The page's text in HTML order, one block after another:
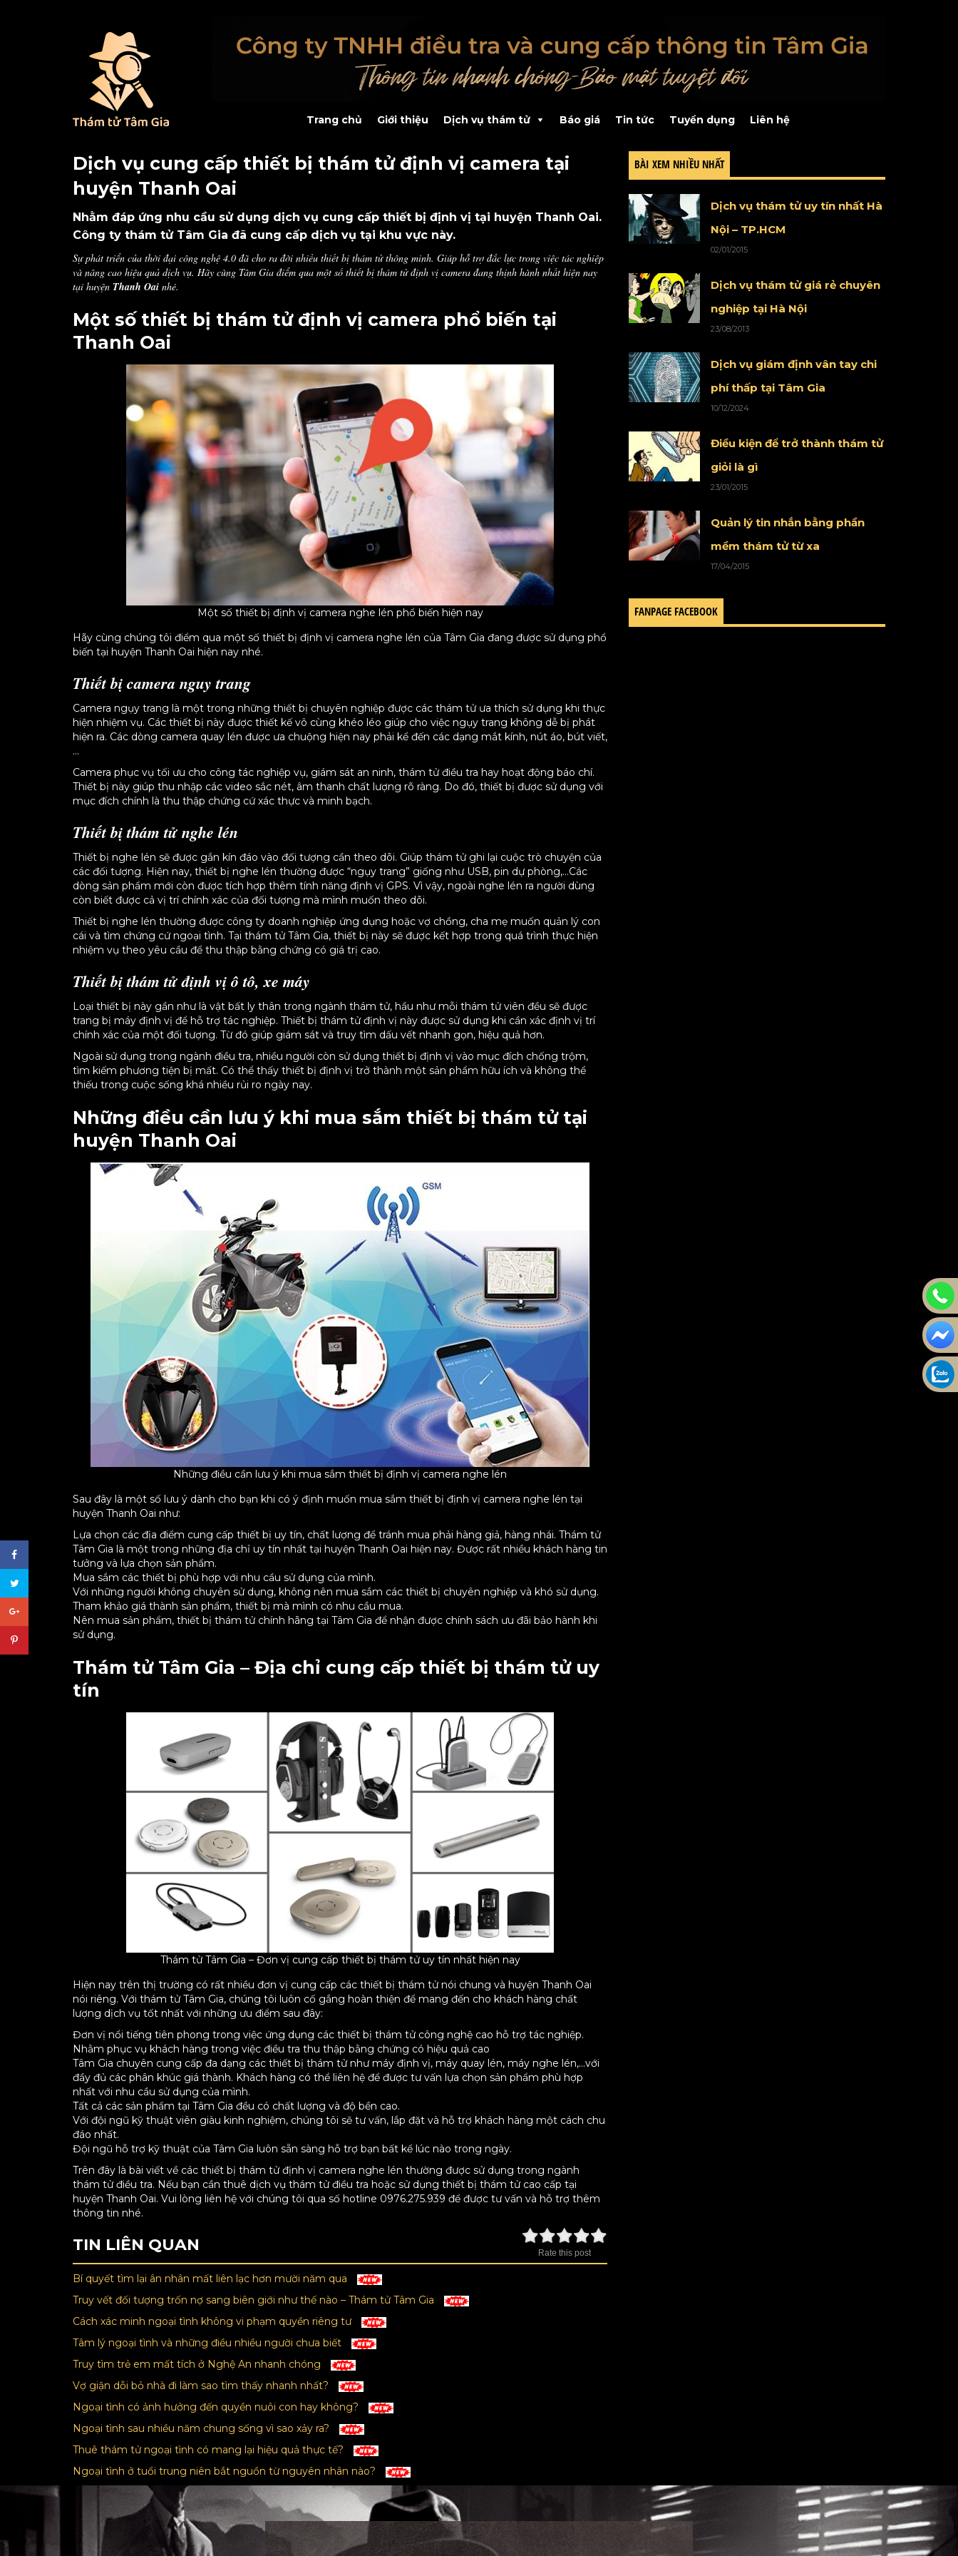
Trang chủ Giới thiệu Dịch vụ thám tử Báo giá Tin tức Tuyển dụng Liên hệ
Dịch vụ cung cấp thiết bị thám tử định vị camera tại
huyện Thanh Oai
Nhằm đáp ứng nhu cầu sử dụng dịch vụ cung cấp thiết bị định vị tại huyện Thanh Oai.
Công ty thám tử Tâm Gia đã cung cấp dịch vụ tại khu vực này.
Sự phát triển của thời đại công nghệ 4.0 đã cho ra đời nhiều thiết bị thám tử thông minh. Giúp hỗ trợ đắc lực trong việc tác nghiệp
và nâng cao hiệu quả dịch vụ. Hãy cùng Tâm Gia điểm qua một số thiết bị thám tử định vị camera đang thịnh hành nhất hiện nay
tại huyện Thanh Oai nhé.
Một số thiết bị thám tử định vị camera phổ biến tại
Thanh Oai
Một số thiết bị định vị camera nghe lén phổ biến hiện nay
Hãy cùng chúng tôi điểm qua một số thiết bị định vị camera nghe lén của Tâm Gia đang được sử dụng phổ
biến tại huyện Thanh Oai hiện nay nhé.
Thiết bị camera nguy trang
Camera ngụy trang là một trong những thiết bị chuyên nghiệp được các thám tử ưa thích sử dụng khi thực
hiện nhiệm vụ. Các thiết bị này được thiết kế vô cùng khéo léo giúp cho việc ngụy trang không dễ bị phát
hiện ra. Các dòng camera quay lén được ưa chuộng hiện nay phải kể đến các dạng mắt kính, nút áo, bút viết,
…
Camera phục vụ tối ưu cho công tác nghiệp vụ, giám sát an ninh, thám tử điều tra hay hoạt động báo chí.
Thiết bị này giúp thu nhập các video sắc nét, âm thanh chất lượng rõ ràng. Do đó, thiết bị được sử dụng với
mục đích chính là thu thập chứng cứ xác thực và minh bạch.
Thiết bị thám tử nghe lén
Thiết bị nghe lén sẽ được gắn kín đáo vào đối tượng cần theo dõi. Giúp thám tử ghi lại cuộc trò chuyện của
các đối tượng. Hiện nay, thiết bị nghe lén thường được “ngụy trang” giống như USB, pin dự phòng,…Các
dòng sản phẩm mới còn được tích hợp thêm tính năng định vị GPS. Vì vậy, ngoài nghe lén ra người dùng
còn biết được cả vị trí chính xác của đối tượng mà mình muốn theo dõi.
Thiết bị nghe lén thường được công ty doanh nghiệp ứng dụng hoặc vợ chồng, cha mẹ muốn quản lý con
cái và tìm chứng cứ ngoại tình. Tại thám tử Tâm Gia, thiết bị này sẽ được kết hợp trong quá trình thực hiện
nhiệm vụ theo yêu cầu để thu thập bằng chứng có giá trị cao.
Thiết bị thám tử định vị ô tô, xe máy
Loại thiết bị này gần như là vật bất ly thân trong ngành thám tử, hầu như mỗi thám tử viên đều sẽ được
trang bị máy định vị để hỗ trợ tác nghiệp. Thiết bị thám tử định vị này được sử dụng khi cần xác định vị trí
chính xác của một đối tượng. Từ đó giúp giám sát và truy tìm dấu vết nhanh gọn, hiệu quả hơn.
Ngoài sử dụng trong ngành điều tra, nhiều người còn sử dụng thiết bị định vị vào mục đích chống trộm,
tìm kiếm phương tiện bị mất. Có thể thấy thiết bị định vị trở thành một sản phẩm hữu ích và không thể
thiếu trong cuộc sống khá nhiều rủi ro ngày nay.
Những điều cần lưu ý khi mua sắm thiết bị thám tử tại
huyện Thanh Oai
Những điều cần lưu ý khi mua sắm thiết bị định vị camera nghe lén
Sau đây là một số lưu ý dành cho bạn khi có ý định muốn mua sắm thiết bị định vị camera nghe lén tại
huyện Thanh Oai như:
Lựa chọn các địa điểm cung cấp thiết bị uy tín, chất lượng để tránh mua phải hàng giả, hàng nhái. Thám tử
Tâm Gia là một trong những địa chỉ uy tín nhất tại huyện Thanh Oai hiện nay. Được rất nhiều khách hàng tin
tưởng và lựa chọn sản phẩm.
Mua sắm các thiết bị phù hợp với nhu cầu sử dụng của mình.
Với những người không chuyên sử dụng, không nên mua sắm các thiết bị chuyên nghiệp và khó sử dụng.
Tham khảo giá thành sản phẩm, thiết bị mà mình có nhu cầu mua.
Nên mua sản phẩm, thiết bị thám tử chính hãng tại Tâm Gia để nhận được chính sách ưu đãi bảo hành khi
sử dụng.
Thám tử Tâm Gia – Địa chỉ cung cấp thiết bị thám tử uy
tín
Thám tử Tâm Gia – Đơn vị cung cấp thiết bị thám tử uy tín nhất hiện nay
Hiện nay trên thị trường có rất nhiều đơn vị cung cấp các thiết bị thám tử nói chung và huyện Thanh Oai
nói riêng. Với thám tử Tâm Gia, chúng tôi luôn cố gắng hoàn thiện để mang đến cho khách hàng chất
lượng dịch vụ tốt nhất với những ưu điểm sau đây:
Đơn vị nổi tiếng tiên phong trong việc ứng dụng các thiết bị thám tử công nghệ cao hỗ trợ tác nghiệp.
Nhằm phục vụ khách hàng trong việc điều tra thu thập bằng chứng có hiệu quả cao
Tâm Gia chuyên cung cấp đa dạng các thiết bị thám tử như máy định vị, máy quay lén, máy nghe lén,…với
đầy đủ các phân khúc giá thành. Khách hàng có thể liên hệ để được tư vấn lựa chọn sản phẩm phù hợp
nhất với nhu cầu sử dụng của mình.
Tất cả các sản phẩm tại Tâm Gia đều có chất lượng và độ bền cao.
Với đội ngũ kỹ thuật viên giàu kinh nghiệm, chúng tôi sẽ tư vấn, lắp đặt và hỗ trợ khách hàng một cách chu
đáo nhất.
Đội ngũ hỗ trợ kỹ thuật của Tâm Gia luôn sẵn sàng hỗ trợ bạn bất kể lúc nào trong ngày.
Trên đây là bài viết về các thiết bị thám tử định vị camera nghe lén thường được sử dụng trong ngành
thám tử điều tra. Nếu bạn cần thuê dịch vụ thám tử điều tra hoặc sử dụng thiết bị thám tử cao cấp tại
huyện Thanh Oai. Vui lòng liên hệ với chúng tôi qua số hotline 0976.275.939 để được tư vấn và hỗ trợ thêm
thông tin nhé.
Rate this post
TIN LIÊN QUAN
Bí quyết tìm lại ân nhân mất liên lạc hơn mười năm qua
Truy vết đối tượng trốn nợ sang biên giới như thế nào – Thám tử Tâm Gia
Cách xác minh ngoại tình không vi phạm quyền riêng tư
Tâm lý ngoại tình và những điều nhiều người chưa biết
Truy tìm trẻ em mất tích ở Nghệ An nhanh chóng
Vợ giận dỗi bỏ nhà đi làm sao tìm thấy nhanh nhất?
Ngoại tình có ảnh hưởng đến quyền nuôi con hay không?
Ngoại tình sau nhiều năm chung sống vì sao xảy ra?
Thuê thám tử ngoại tình có mang lại hiệu quả thực tế?
Ngoại tình ở tuổi trung niên bắt nguồn từ nguyên nhân nào?
BÀI XEM NHIỀU NHẤT
Dịch vụ thám tử uy tín nhất Hà
Nội – TP.HCM
02/01/2015
Dịch vụ thám tử giá rẻ chuyên
nghiệp tại Hà Nội
23/08/2013
Dịch vụ giám định vân tay chi
phí thấp tại Tâm Gia
10/12/2024
Điều kiện để trở thành thám tử
giỏi là gì
23/01/2015
Quản lý tin nhắn bằng phần
mềm thám tử từ xa
17/04/2015
FANPAGE FACEBOOK